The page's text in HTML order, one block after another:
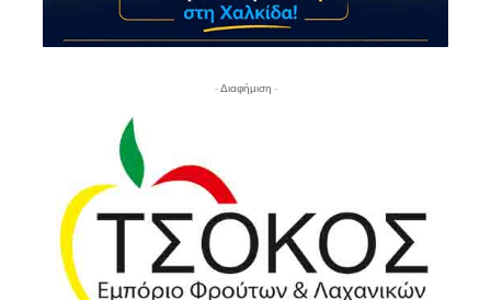
- Διαφήμιση -